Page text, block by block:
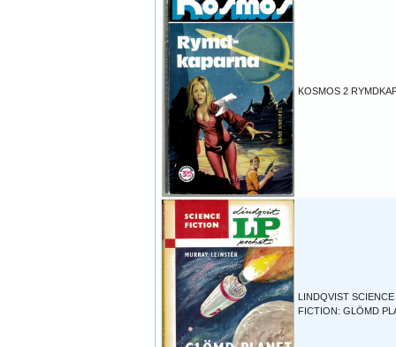
KOSMOS 2
LINDQVIST SCIENCE
FICTION: GLÖMD